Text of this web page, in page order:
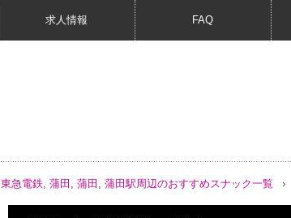
求人情報 FAQ
東急電鉄, 蒲田 , 蒲田 , 蒲田駅周辺のおすすめスナック一覧